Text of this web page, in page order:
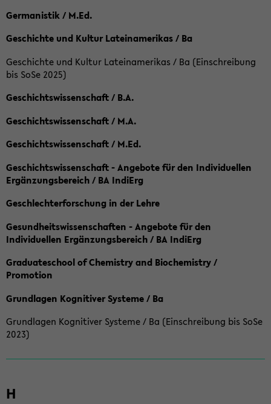
Germanistik / M.Ed.
Geschichte und Kultur Lateinamerikas / Ba
Geschichte und Kultur Lateinamerikas / Ba (Einschreibung
bis SoSe 2025)
Geschichtswissenschaft / B.A.
Geschichtswissenschaft / M.A.
Geschichtswissenschaft / M.Ed.
Geschichtswissenschaft - Angebote für den Individuellen
Ergänzungsbereich / BA IndiErg
Geschlechterforschung in der Lehre
Gesundheitswissenschaften - Angebote für den
Individuellen Ergänzungsbereich / BA IndiErg
Graduateschool of Chemistry and Biochemistry /
Promotion
Grundlagen Kognitiver Systeme / Ba
Grundlagen Kognitiver Systeme / Ba (Einschreibung bis SoSe
2023)
H